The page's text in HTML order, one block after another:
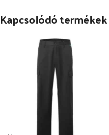
Kapcsolódó termékek